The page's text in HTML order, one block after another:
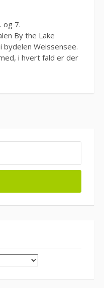
og 7.
By the Lake
bydelen Weissensee.
i hvert fald er der